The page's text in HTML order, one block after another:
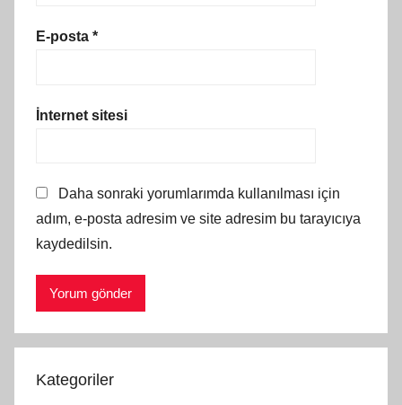
E-posta *
İnternet sitesi
Daha sonraki yorumlarımda kullanılması için
adım, e-posta adresim ve site adresim bu tarayıcıya
kaydedilsin.
Kategoriler